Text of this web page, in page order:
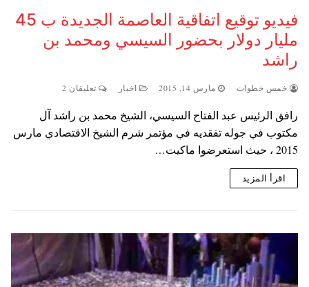
فيديو توقيع اتفاقية العاصمة الجديدة ب 45
مليار دولار بحضور السيسي ومحمد بن
راشد
خمس خطوات مارس 14, 2015 اخبار تعليقان 2
رافق الرئيس عبد الفتاح السيسي، الشيخ محمد بن راشد آل
مكتوب في جوله تفقديه في مؤتمر شرم الشيخ الاقتصادي مارس
2015 ، حيث استعرضوا ماكيت…
اقرأ المزيد